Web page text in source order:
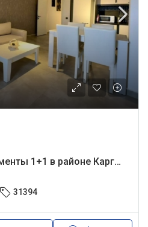
Просторные аппартаменты 1+1 в районе Каргыджак
31394